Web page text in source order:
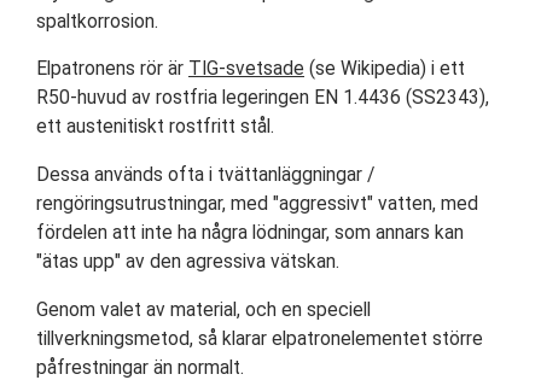
spaltkorrosion.
Elpatronens rör är TIG-svetsade (se Wikipedia) i ett
R50-huvud av rostfria legeringen EN 1.4436 (SS2343),
ett austenitiskt rostfritt stål.
Dessa används ofta i tvättanläggningar /
rengöringsutrustningar, med "aggressivt" vatten, med
fördelen att inte ha några lödningar, som annars kan
"ätas upp" av den agressiva vätskan.
Genom valet av material, och en speciell
tillverkningsmetod, så klarar elpatronelementet större
påfrestningar än normalt.